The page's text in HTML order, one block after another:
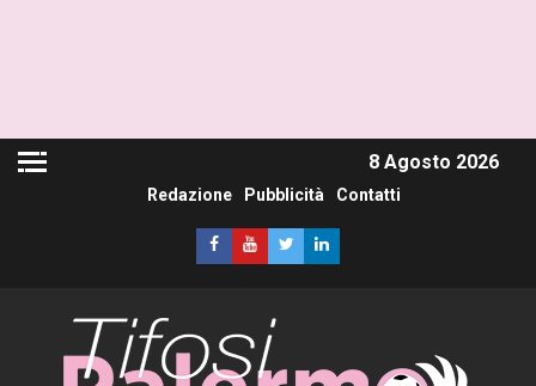
8 Agosto 2026
Redazione Pubblicità Contatti